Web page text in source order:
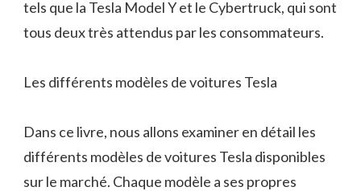
tels que la Tesla Model Y et le Cybertruck, qui sont
tous deux très attendus par les consommateurs.
Les différents modèles de voitures Tesla
Dans ce livre, nous allons examiner en détail les
différents modèles de voitures Tesla disponibles
sur le marché. Chaque modèle a ses propres